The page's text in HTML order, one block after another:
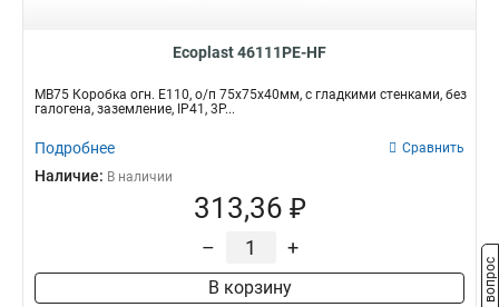
Ecoplast 46111PE-HF
MB75 Коробка огн. E110, о/п 75х75х40мм, с гладкими стенками, без
галогена, заземление, IP41, 3P...
Подробнее Сравнить
Наличие: В наличии
313,36 ₽
– +
В корзину